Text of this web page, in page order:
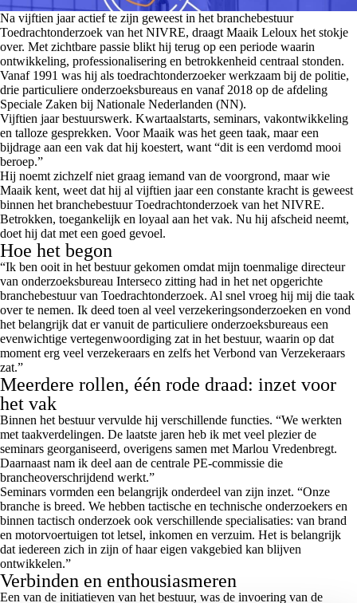
Na vijftien jaar actief te zijn geweest in het branchebestuur
Toedrachtonderzoek van het NIVRE, draagt Maaik Leloux het stokje
over. Met zichtbare passie blikt hij terug op een periode waarin
ontwikkeling, professionalisering en betrokkenheid centraal stonden.
Vanaf 1991 was hij als toedrachtonderzoeker werkzaam bij de politie,
drie particuliere onderzoeksbureaus en vanaf 2018 op de afdeling
Speciale Zaken bij Nationale Nederlanden (NN).
Vijftien jaar bestuurswerk. Kwartaalstarts, seminars, vakontwikkeling
en talloze gesprekken. Voor Maaik was het geen taak, maar een
bijdrage aan een vak dat hij koestert, want “dit is een verdomd mooi
beroep.”
Hij noemt zichzelf niet graag iemand van de voorgrond, maar wie
Maaik kent, weet dat hij al vijftien jaar een constante kracht is geweest
binnen het branchebestuur Toedrachtonderzoek van het NIVRE.
Betrokken, toegankelijk en loyaal aan het vak. Nu hij afscheid neemt,
doet hij dat met een goed gevoel.
Hoe het begon
“Ik ben ooit in het bestuur gekomen omdat mijn toenmalige directeur
van onderzoeksbureau Interseco zitting had in het net opgerichte
branchebestuur van Toedrachtonderzoek. Al snel vroeg hij mij die taak
over te nemen. Ik deed toen al veel verzekeringsonderzoeken en vond
het belangrijk dat er vanuit de particuliere onderzoeksbureaus een
evenwichtige vertegenwoordiging zat in het bestuur, waarin op dat
moment erg veel verzekeraars en zelfs het Verbond van Verzekeraars
zat.”
Meerdere rollen, één rode draad: inzet voor
het vak
Binnen het bestuur vervulde hij verschillende functies. “We werkten
met taakverdelingen. De laatste jaren heb ik met veel plezier de
seminars georganiseerd, overigens samen met Marlou Vredenbregt.
Daarnaast nam ik deel aan de centrale PE-commissie die
brancheoverschrijdend werkt.”
Seminars vormden een belangrijk onderdeel van zijn inzet. “Onze
branche is breed. We hebben tactische en technische onderzoekers en
binnen tactisch onderzoek ook verschillende specialisaties: van brand
en motorvoertuigen tot letsel, inkomen en verzuim. Het is belangrijk
dat iedereen zich in zijn of haar eigen vakgebied kan blijven
ontwikkelen.”
Verbinden en enthousiasmeren
Een van de initiatieven van het bestuur, was de invoering van de